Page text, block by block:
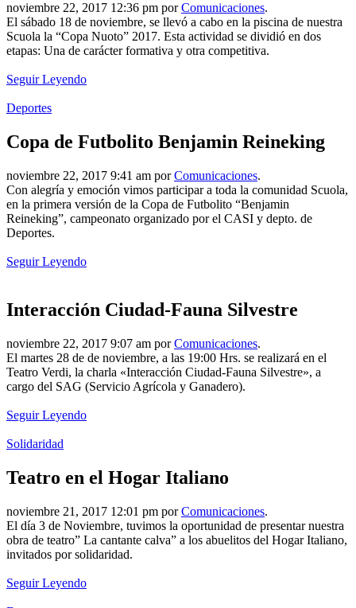
noviembre 22, 2017 12:36 pm porComunicaciones.
El sábado 18 de noviembre, se llevó a cabo en la piscina de nuestra
Scuola la “Copa Nuoto” 2017. Esta actividad se dividió en dos
etapas: Una de carácter formativa y otra competitiva.
Seguir Leyendo
Deportes
Copa de Futbolito Benjamin Reineking
noviembre 22, 2017 9:41 am porComunicaciones.
Con alegría y emoción vimos participar a toda la comunidad Scuola,
en la primera versión de la Copa de Futbolito “Benjamin
Reineking”, campeonato organizado por el CASI y depto. de
Deportes.
Seguir Leyendo
Interacción Ciudad-Fauna Silvestre
noviembre 22, 2017 9:07 am porComunicaciones.
El martes 28 de de noviembre, a las 19:00 Hrs. se realizará en el
Teatro Verdi, la charla «Interacción Ciudad-Fauna Silvestre», a
cargo del SAG (Servicio Agrícola y Ganadero).
Seguir Leyendo
Solidaridad
Teatro en el Hogar Italiano
noviembre 21, 2017 12:01 pm porComunicaciones.
El día 3 de Noviembre, tuvimos la oportunidad de presentar nuestra
obra de teatro” La cantante calva” a los abuelitos del Hogar Italiano,
invitados por solidaridad.
Seguir Leyendo